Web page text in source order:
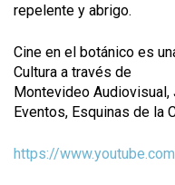
repelente y abrigo.
Cine en el botánico es
Cultura a través de
Montevideo Audiovisual,
Eventos, Esquinas de la
https://